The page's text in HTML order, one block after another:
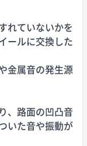
れていないかを
ールに交換した
金属音の発生源
、路面の凹凸音
いた音や振動が